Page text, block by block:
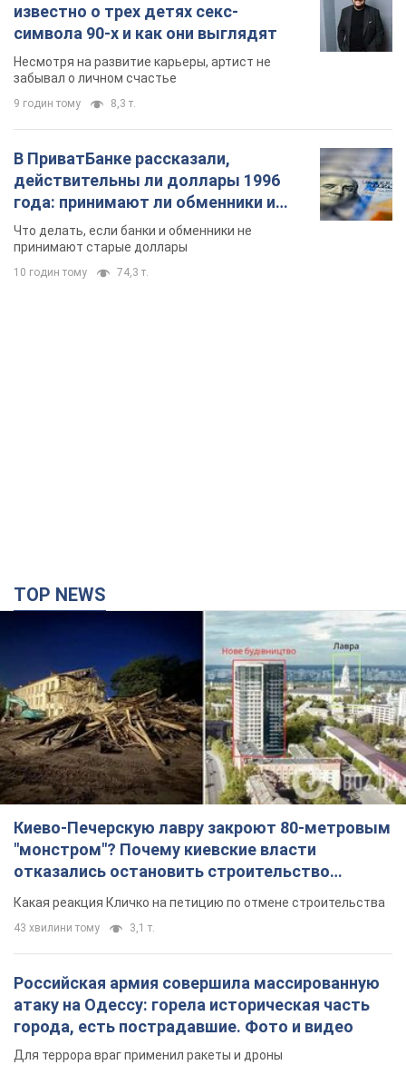
известно о трех детях секс-
символа 90-х и как они выглядят
Несмотря на развитие карьеры, артист не
забывал о личном счастье
9 годин тому 8,3 т.
В ПриватБанке рассказали,
действительны ли доллары 1996
года: принимают ли обменники и
банки такие купюры
Что делать, если банки и обменники не
принимают старые доллары
10 годин тому 74,3 т.
TOP NEWS
Киево-Печерскую лавру закроют 80-метровым
"монстром"? Почему киевские власти
отказались остановить строительство
небоскреба "московского верующего"
Какая реакция Кличко на петицию по отмене строительства
43 хвилини тому 3,1 т.
Российская армия совершила массированную
атаку на Одессу: горела историческая часть
города, есть пострадавшие. Фото и видео
Для террора враг применил ракеты и дроны